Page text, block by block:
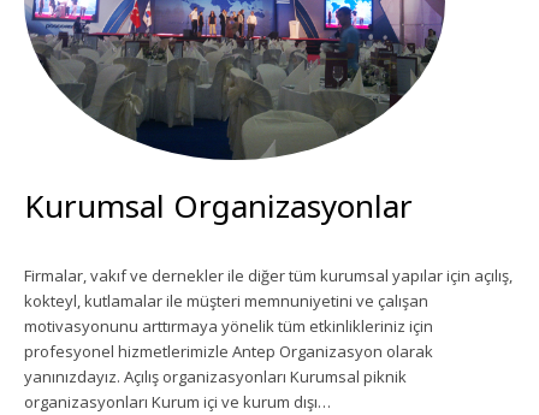
Süsleme Hizmetleri
Doğum Günü Organizasyonu
Balon Süsleme
Kokteyl Organizasyonu
Animasyon & Gösteri Hizmetleri
Dönemsel Organizasyonlar
Kurumsal Organizasyonlar
Firmalar, vakıf ve dernekler ile diğer tüm kurumsal yapılar için açılış,
kokteyl, kutlamalar ile müşteri memnuniyetini ve çalışan
motivasyonunu arttırmaya yönelik tüm etkinlikleriniz için
profesyonel hizmetlerimizle Antep Organizasyon olarak
yanınızdayız. Açılış organizasyonları Kurumsal piknik
organizasyonları Kurum içi ve kurum dışı…